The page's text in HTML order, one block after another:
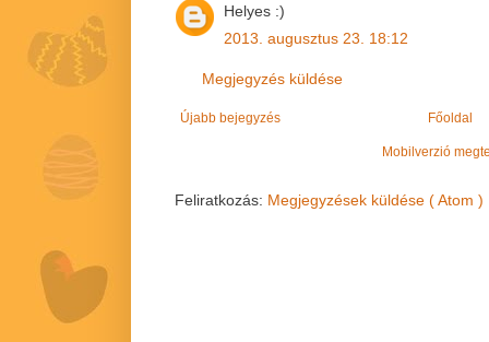
Helyes :)
2013. augusztus 23. 18:12
Megjegyzés küldése
Újabb bejegyzés Főoldal
Mobilverzió
Feliratkozás: Megjegyzések küldése ( Atom )